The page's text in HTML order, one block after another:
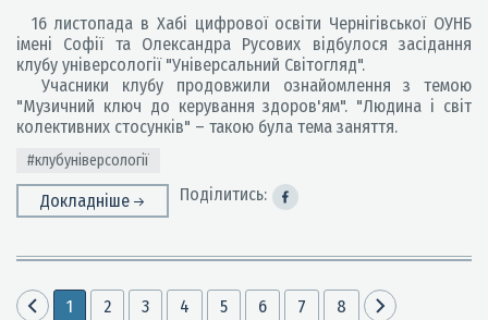
16 листопада в Хабі цифрової освіти Чернігівської ОУНБ
імені Софії та Олександра Русових відбулося засідання
клубу універсології "Універсальний Світогляд".
Учасники клубу продовжили ознайомлення з темою
"Музичний ключ до керування здоров'ям". "Людина і світ
колективних стосунків" – такою була тема заняття.
#клубуніверсології
Докладніше Поділитись:
1 2 3 4 5 6 7 8